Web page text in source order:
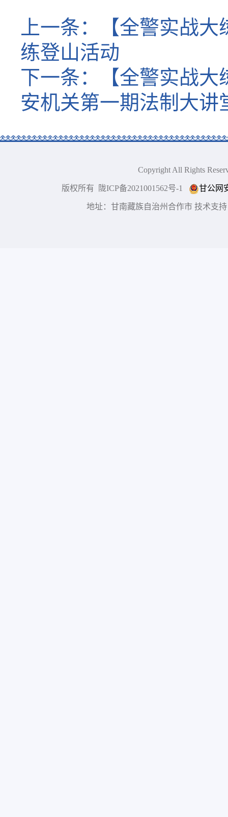
上一条：
【全警实战
练登山活动
下一条：
【全警实战
安机关第一期法制大讲
Copyright All Rights
版权所有 陇ICP备2021001562号-1 甘公网
地址：甘南藏族自治州合作市 技术支